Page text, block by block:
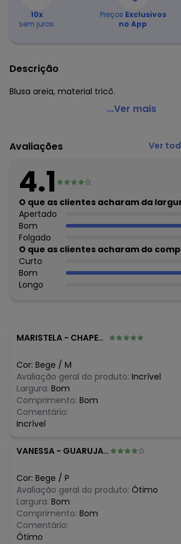
10x
sem juros
Preços Exclusivos
no App
Descrição
Blusa areia, material tricô.
Quintess - Blusa Areia em Tricô
Comprimento: Tradicional
Material: Tricô
Situação de Uso: Casual
Composição Material: 43.8% Acrílico,
Poliamida, 2.4% Viscose
Histórico de preços
O preço apresentado abaixo é o menor
algum dia do mês, para o menor
agosto/2026
julho/2026
junho/2026
fevereiro/2026
...Ver mais
Avaliações Ver
4.1
O que as clientes acharam da
Apertado
Bom
Folgado
O que as clientes acharam do
Curto
Bom
Longo
MARISTELA - CHAPECO - SC
Cor: Bege / M
Avaliação geral do produto: Incrível
Largura: Bom
Comprimento: Bom
Comentário:
Incrível
VANESSA - GUARUJA - SP
Cor: Bege / P
Avaliação geral do produto: Ótimo
Largura: Bom
Comprimento: Bom
Comentário:
Ótimo